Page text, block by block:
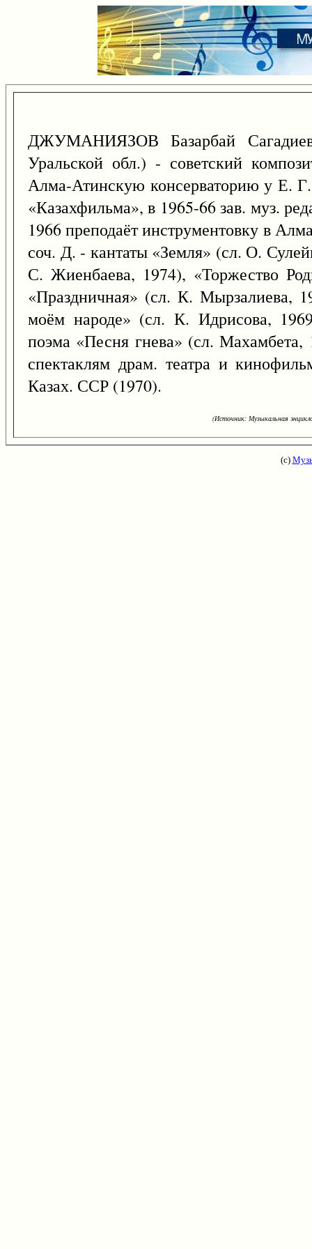
ДЖУМАНИЯЗОВ Базарбай
Уральской обл.) - советский
Алма-Атинскую консерваторию у Е.
«Казахфильма», в 1965-66 зав. муз.
1966 преподаёт инструментовку в
соч. Д. - кантаты «Земля» (сл. О.
С. Жиенбаева, 1974), «Торжество
«Праздничная» (сл. К. Мырзалиева,
моём народе» (сл. К. Идрисова,
поэма «Песня гнева» (сл.
спектаклям драм. театра и
Казах. ССР (1970).
(Источник: Музыкальная
(с)